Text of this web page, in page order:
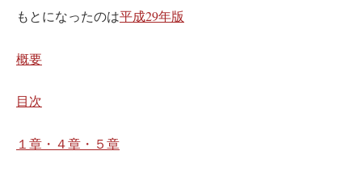
もとになったのは平成29年版
概要
目次
１章・４章・５章